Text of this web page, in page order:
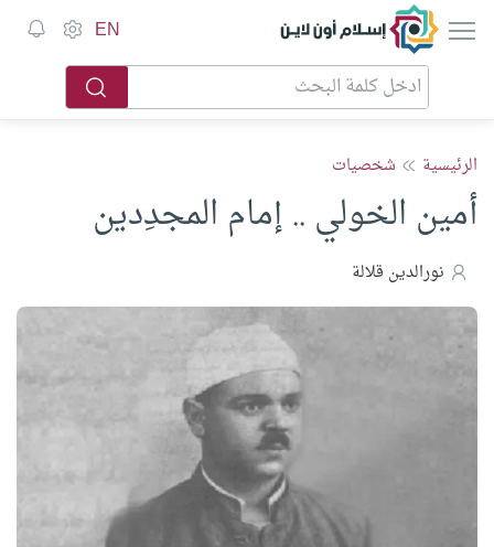
إسلام أون لاين EN
الرئيسية شخصيات
أمين الخولي .. إمام المجدِدين
نورالدين قلالة